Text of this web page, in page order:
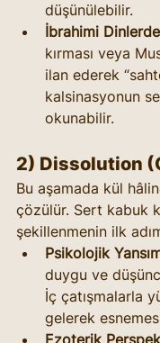
düşünülebilir.
İbrahimi
kırması veya
ilan ederek
kalsinasyonun
okunabilir.
2) Dissolution
Bu aşamada kül
çözülür. Sert kabuk
şekillenmenin ilk
Psikolojik
duygu ve
İç çatışmalarla
gelerek